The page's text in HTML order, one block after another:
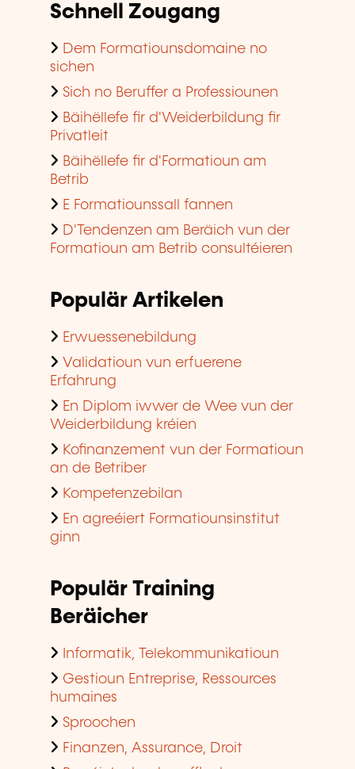
Schnell Zougang
Dem Formatiounsdomaine no
sichen
Sich no Beruffer a Professiounen
Bäihëllefe fir d'Weiderbildung fir
Privatleit
Bäihëllefe fir d'Formatioun am
Betrib
E Formatiounssall fannen
D'Tendenzen am Beräich vun der
Formatioun am Betrib consultéieren
Populär Artikelen
Erwuessenebildung
Validatioun vun erfuerene
Erfahrung
En Diplom iwwer de Wee vun der
Weiderbildung kréien
Kofinanzement vun der Formatioun
an de Betriber
Kompetenzebilan
En agreéiert Formatiounsinstitut
ginn
Populär Training
Beräicher
Informatik, Telekommunikatioun
Gestioun Entreprise, Ressources
humaines
Sproochen
Finanzen, Assurance, Droit